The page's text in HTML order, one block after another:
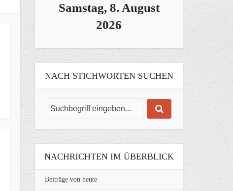
Samstag, 8. August
2026
NACH STICHWORTEN SUCHEN
NACHRICHTEN IM ÜBERBLICK
Beiträge von heute